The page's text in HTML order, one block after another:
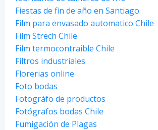
Fiestas de fin de año en Santiago
Film para envasado automatico Chile
Film Strech Chile
Film termocontraible Chile
Filtros industriales
Florerias online
Foto bodas
Fotográfo de productos
Fotógrafos bodas Chile
Fumigación de Plagas